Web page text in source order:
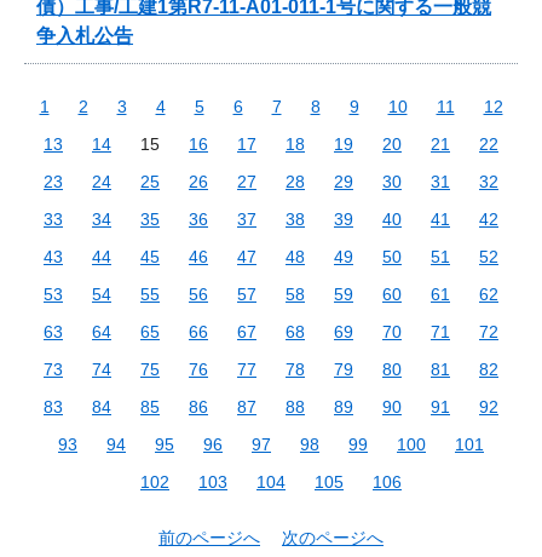
債）工事/工建1第R7-11-A01-011-1号に関する一般競
争入札公告
1 2 3 4 5 6 7 8 9 10 11
12
13
14 15 16 17 18 19 20 21
22
23
24 25 26 27 28 29 30 31
32
33
34 35 36 37 38 39 40 41
42
43
44 45 46 47 48 49 50 51
52
53
54 55 56 57 58 59 60 61
62
63
64 65 66 67 68 69 70 71
72
73
74 75 76 77 78 79 80 81
82
83
84 85 86 87 88 89 90 91
92
93
94 95 96 97 98 99 100
101
102
103 104 105 106
前のページへ 次のページへ